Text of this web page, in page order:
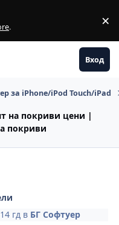
. ×
Вход
за iPhone/iPod Touch/iPad
на покриви цени |
покриви
14 гд в БГ Софтуер